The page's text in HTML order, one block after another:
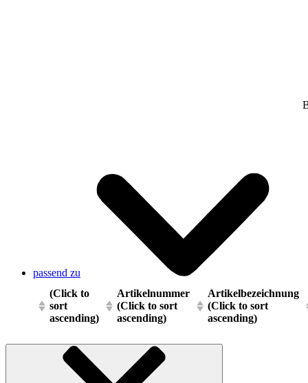
passend zu
(Click to
sort
ascending)
Artikelnummer
(Click to sort
ascending)
Artikelbezeichnung
(Click to sort
ascending)